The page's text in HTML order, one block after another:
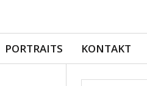
PORTRAITS KONTAKT